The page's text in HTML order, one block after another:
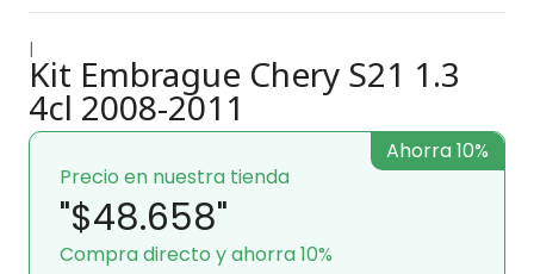
|
Kit Embrague Chery S21 1.3
4cl 2008-2011
Precio en nuestra tienda
"$48.658"
Compra directo y ahorra 10%
Ahorra 10%